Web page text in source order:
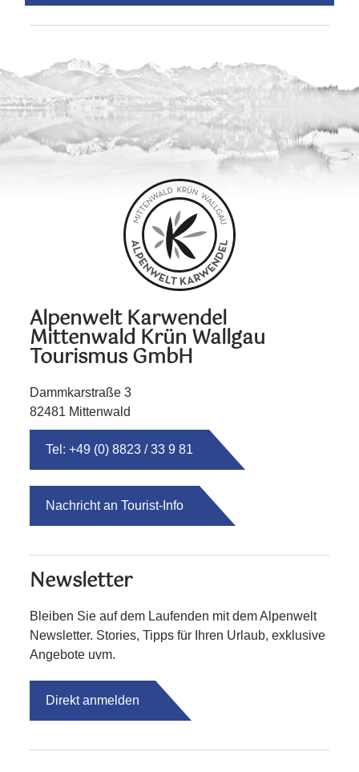
Alpenwelt Karwendel
Mittenwald Krün Wallgau
Tourismus GmbH
Dammkarstraße 3
82481 Mittenwald
Tel: +49 (0) 8823 / 33 9 81
Nachricht an Tourist-Info
Newsletter
Bleiben Sie auf dem Laufenden mit dem Alpenwelt
Newsletter. Stories, Tipps für Ihren Urlaub, exklusive
Angebote uvm.
Direkt anmelden